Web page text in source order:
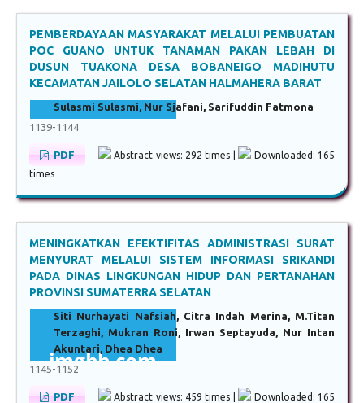
PEMBERDAYAAN MASYARAKAT MELALUI PEMBUATAN
POC GUANO UNTUK TANAMAN PAKAN LEBAH DI
DUSUN TUAKONA DESA BOBANEIGO MADIHUTU
KECAMATAN JAILOLO SELATAN HALMAHERA BARAT
Sulasmi Sulasmi, Nur Sjafani, Sarifuddin Fatmona
1139-1144
PDF Abstract views: 292 times |
Downloaded: 165
times
MENINGKATKAN EFEKTIFITAS ADMINISTRASI SURAT
MENYURAT MELALUI SISTEM INFORMASI SRIKANDI
PADA DINAS LINGKUNGAN HIDUP DAN PERTANAHAN
PROVINSI SUMATERRA SELATAN
Siti Nurhayati Nafsiah, Citra Indah Merina, M.Titan
Terzaghi, Mukran Roni, Irwan Septayuda, Nur Intan
Akuntari, Dhea Dhea
1145-1152
PDF Abstract views: 459 times |
Downloaded: 165